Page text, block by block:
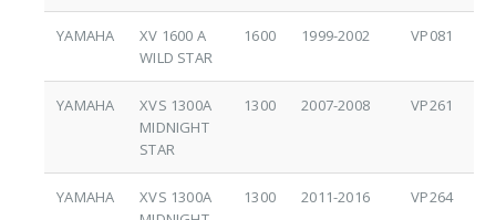
YAMAHA
XV 1600 A
WILD STAR
1600 1999-2002 VP081
YAMAHA
XVS 1300A
MIDNIGHT
STAR
1300 2007-2008 VP261
YAMAHA
XVS 1300A
1300 2011-2016 VP264